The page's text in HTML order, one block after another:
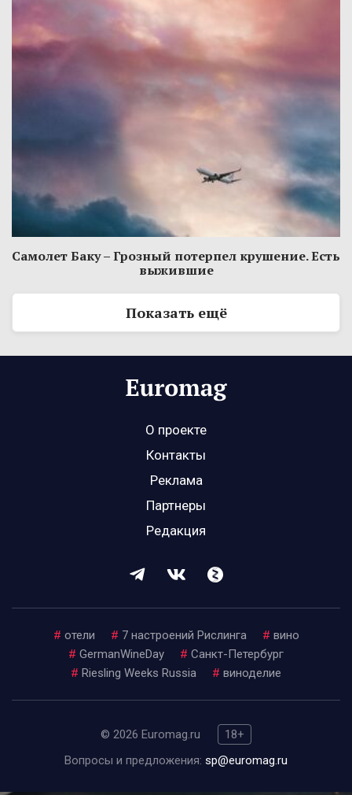
Самолет Баку – Грозный потерпел крушение. Есть
выжившие
Показать ещё
О проекте
Контакты
Реклама
Партнеры
Редакция
# отели # 7 настроений Рислинга # вино
# GermanWineDay # Санкт-Петербург
# Riesling Weeks Russia # виноделие
© 2026 Euromag.ru
18+
Вопросы и предложения: sp@euromag.ru